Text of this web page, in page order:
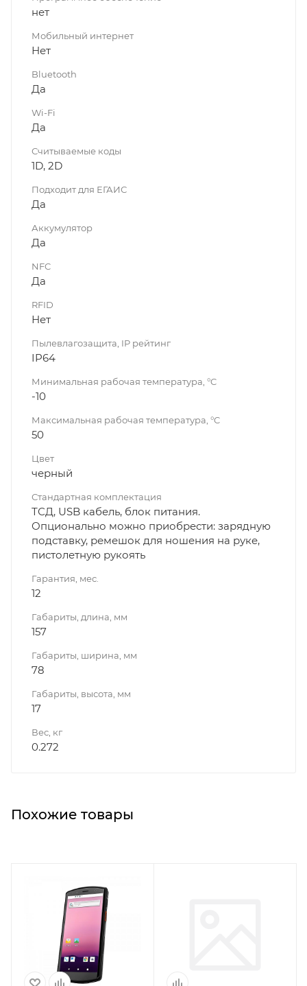
нет
Мобильный интернет
Нет
Bluetooth
Да
Wi-Fi
Да
Считываемые коды
1D, 2D
Подходит для ЕГАИС
Да
Аккумулятор
Да
NFC
Да
RFID
Нет
Пылевлагозащита, IP рейтинг
IP64
Минимальная рабочая температура, °C
-10
Максимальная рабочая температура, °C
50
Цвет
черный
Стандартная комплектация
ТСД, USB кабель, блок питания.
Опционально можно приобрести: зарядную
подставку, ремешок для ношения на руке,
пистолетную рукоять
Гарантия, мес.
12
Габариты, длина, мм
157
Габариты, ширина, мм
78
Габариты, высота, мм
17
Вес, кг
0.272
Похожие товары